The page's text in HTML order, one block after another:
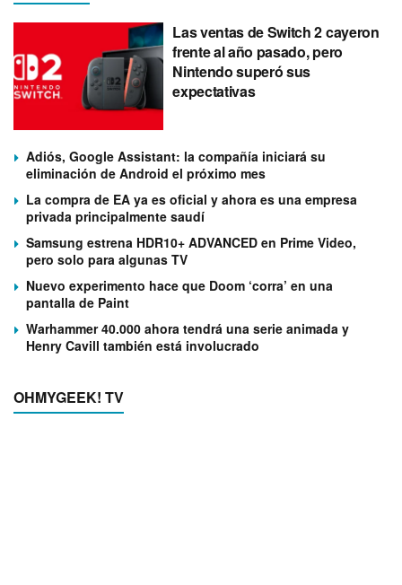
Las ventas de Switch 2 cayeron
frente al año pasado, pero
Nintendo superó sus
expectativas
Adiós, Google Assistant: la compañía iniciará su
eliminación de Android el próximo mes
La compra de EA ya es oficial y ahora es una empresa
privada principalmente saudí
Samsung estrena HDR10+ ADVANCED en Prime Video,
pero solo para algunas TV
Nuevo experimento hace que Doom ‘corra’ en una
pantalla de Paint
Warhammer 40.000 ahora tendrá una serie animada y
Henry Cavill también está involucrado
OHMYGEEK! TV